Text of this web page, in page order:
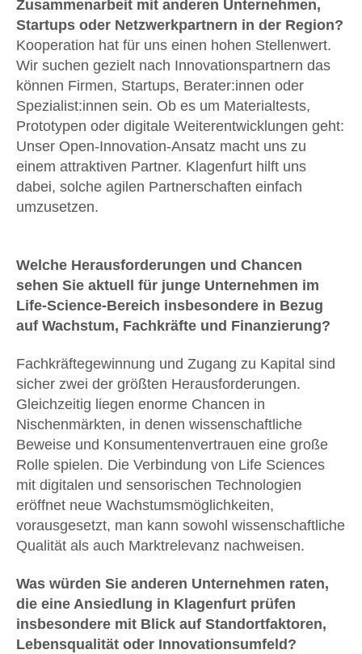
Zusammenarbeit mit anderen Unternehmen,
Startups oder Netzwerkpartnern in der Region?
Kooperation hat für uns einen hohen Stellenwert.
Wir suchen gezielt nach Innovationspartnern das
können Firmen, Startups, Berater:innen oder
Spezialist:innen sein. Ob es um Materialtests,
Prototypen oder digitale Weiterentwicklungen geht:
Unser Open-Innovation-Ansatz macht uns zu
einem attraktiven Partner. Klagenfurt hilft uns
dabei, solche agilen Partnerschaften einfach
umzusetzen.
Welche Herausforderungen und Chancen
sehen Sie aktuell für junge Unternehmen im
Life-Science-Bereich insbesondere in Bezug
auf Wachstum, Fachkräfte und Finanzierung?
Fachkräftegewinnung und Zugang zu Kapital sind
sicher zwei der größten Herausforderungen.
Gleichzeitig liegen enorme Chancen in
Nischenmärkten, in denen wissenschaftliche
Beweise und Konsumentenvertrauen eine große
Rolle spielen. Die Verbindung von Life Sciences
mit digitalen und sensorischen Technologien
eröffnet neue Wachstumsmöglichkeiten,
vorausgesetzt, man kann sowohl wissenschaftliche
Qualität als auch Marktrelevanz nachweisen.
Was würden Sie anderen Unternehmen raten,
die eine Ansiedlung in Klagenfurt prüfen
insbesondere mit Blick auf Standortfaktoren,
Lebensqualität oder Innovationsumfeld?